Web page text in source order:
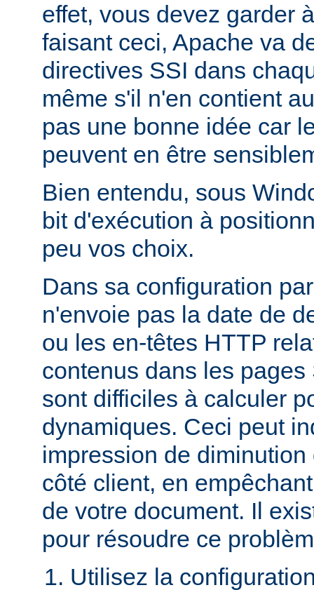
effet, vous devez garder
faisant ceci, Apache va
directives SSI dans
même s'il n'en contient
pas une bonne idée car
peuvent en être
Bien entendu, sous
bit d'exécution à
peu vos choix.
Dans sa configuration
n'envoie pas la date de
ou les en-têtes HTTP
contenus dans les
sont difficiles à calculer
dynamiques. Ceci peut
impression de
côté client, en
de votre document. Il
pour résoudre ce
Utilisez la